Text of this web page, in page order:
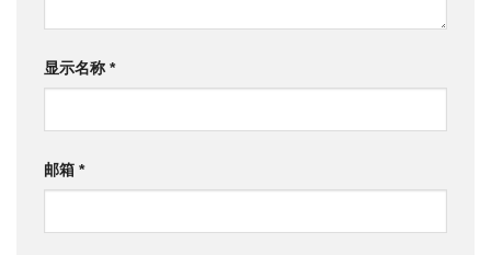
显示名称*
邮箱 *